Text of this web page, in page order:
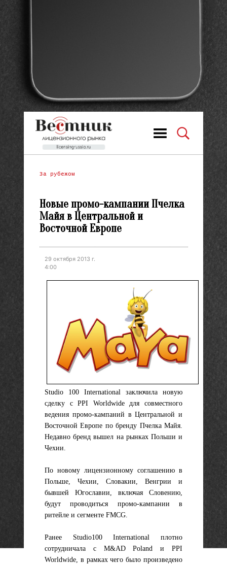
За рубежом
Новые промо-кампании Пчелка
Майя в Центральной и
Восточной Европе
29 октября 2013 г.
4:00
Studio 100 International заключила новую
сделку с PPI Worldwide для совместного
ведения промо-кампаний в Центральной и
Восточной Европе по бренду Пчелка Майя.
Недавно бренд вышел на рынках Польши и
Чехии.
По новому лицензионному соглашению в
Польше, Чехии, Словакии, Венгрии и
бывшей Югославии, включая Словению,
будут проводиться промо-кампании в
ритейле и сегменте FMCG.
Ранее Studio100 International плотно
сотрудничала с M&AD Poland и PPI
Worldwide, в рамках чего было произведено